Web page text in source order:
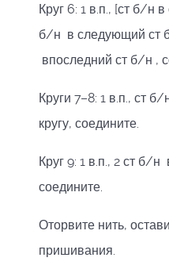
Круг 6: 1 в.п., [ст б/н
б/н в следующий ст
впоследний ст б/н ,
Круги 7–8: 1 в.п., ст
кругу, соедините.
Круг 9: 1 в.п., 2 ст б/
соедините.
Оторвите нить,
пришивания.